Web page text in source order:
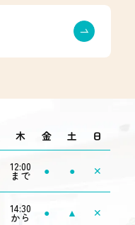
木 金 土 日
12:00
まで ● ● ✕
14:30
から ● ▲ ✕